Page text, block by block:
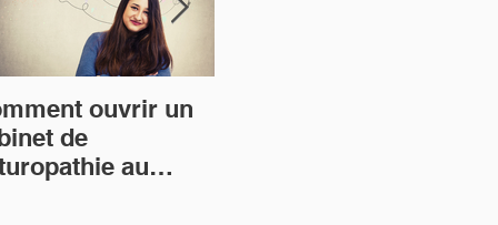
ouvrir un
de
au